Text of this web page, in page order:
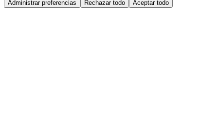
Administrar preferencias Rechazar todo Aceptar todo